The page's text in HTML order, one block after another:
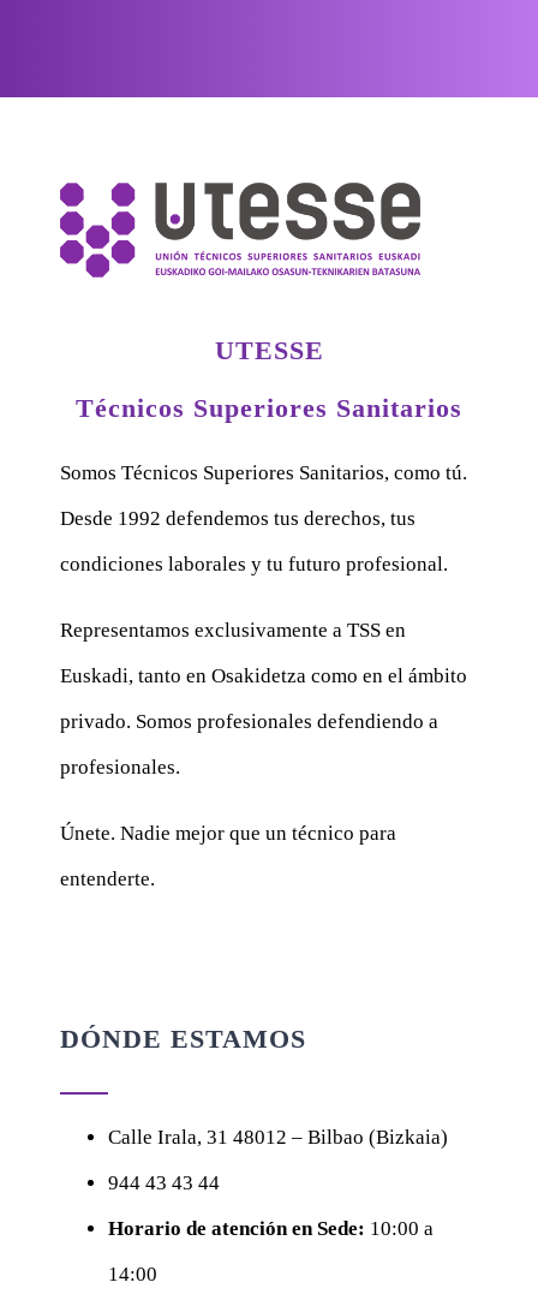
UTESSE
Técnicos Superiores Sanitarios
Somos Técnicos Superiores Sanitarios, como tú.
Desde 1992 defendemos tus derechos, tus
condiciones laborales y tu futuro profesional.
Representamos exclusivamente a TSS en
Euskadi, tanto en Osakidetza como en el ámbito
privado. Somos profesionales defendiendo a
profesionales.
Únete. Nadie mejor que un técnico para
entenderte.
DÓNDE ESTAMOS
Calle Irala, 31 48012 – Bilbao (Bizkaia)
944 43 43 44
Horario de atención en Sede: 10:00 a
14:00